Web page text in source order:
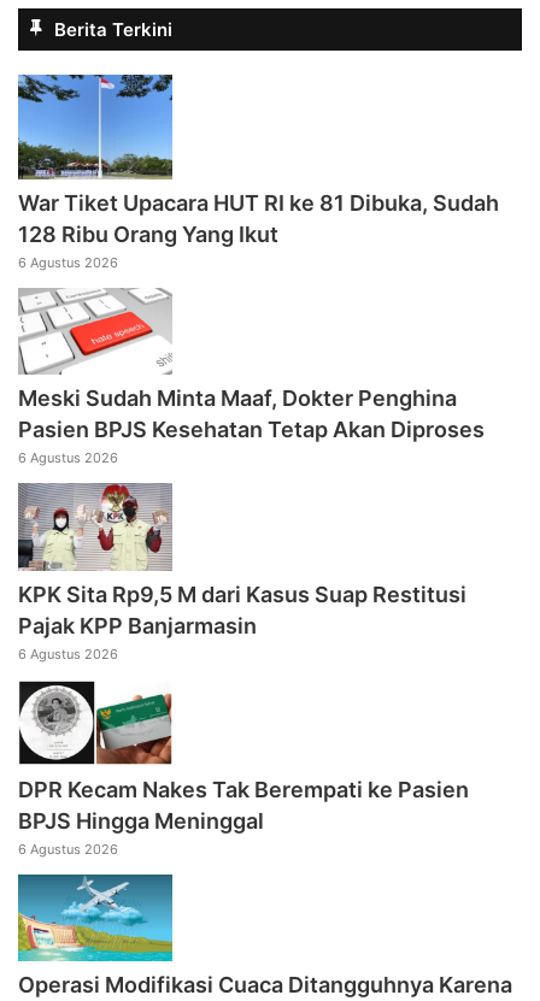
Berita Terkini
War Tiket Upacara HUT RI ke 81 Dibuka, Sudah
128 Ribu Orang Yang Ikut
6 Agustus 2026
Meski Sudah Minta Maaf, Dokter Penghina
Pasien BPJS Kesehatan Tetap Akan Diproses
6 Agustus 2026
KPK Sita Rp9,5 M dari Kasus Suap Restitusi
Pajak KPP Banjarmasin
6 Agustus 2026
DPR Kecam Nakes Tak Berempati ke Pasien
BPJS Hingga Meninggal
6 Agustus 2026
Operasi Modifikasi Cuaca Ditangguhnya Karena